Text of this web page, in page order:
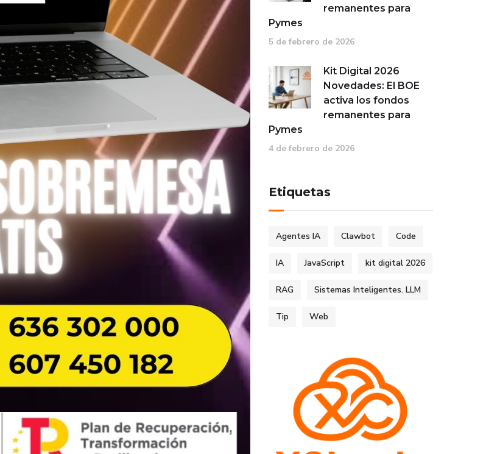
remanentes para
Pymes
5 de febrero de 2026
Kit Digital 2026
Novedades: El BOE
activa los fondos
remanentes para
Pymes
4 de febrero de 2026
Etiquetas
Agentes IA Clawbot Code
IA JavaScript kit digital 2026
RAG Sistemas Inteligentes. LLM
Tip Web